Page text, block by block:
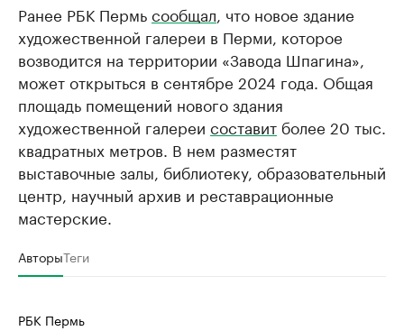
Ранее РБК Пермьсообщал , что новое здание
художественной галереи в Перми, которое
возводится на территории «Завода Шпагина»,
может открыться в сентябре 2024 года. Общая
площадь помещений нового здания
художественной галереи составит более 20 тыс.
квадратных метров. В нем разместят
выставочные залы, библиотеку, образовательный
центр, научный архив и реставрационные
мастерские.
АвторыТеги
РБК Пермь